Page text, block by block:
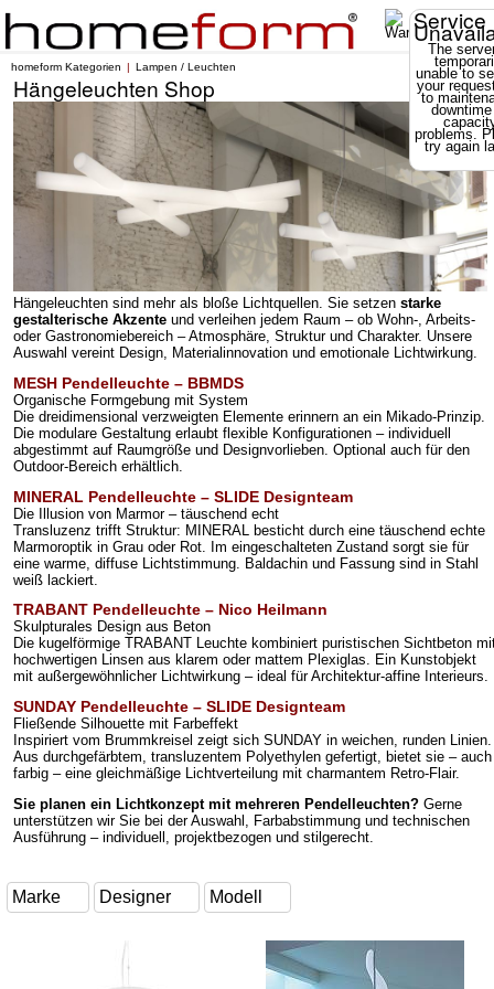
Service
The
unable to
your
to
problems.
try again
homeform Kategorien Lampen / Leuchten
Hängeleuchten Shop
Hängeleuchten sind mehr als bloße Lichtquellen. Sie setzen starke
gestalterische Akzente und verleihen jedem Raum – ob Wohn-, Arbeits-
oder Gastronomiebereich – Atmosphäre, Struktur und Charakter. Unsere
Auswahl vereint Design, Materialinnovation und emotionale Lichtwirkung.
MESH Pendelleuchte – BBMDS
Organische Formgebung mit System
Die dreidimensional verzweigten Elemente erinnern an ein Mikado-Prinzip.
Die modulare Gestaltung erlaubt flexible Konfigurationen – individuell
abgestimmt auf Raumgröße und Designvorlieben. Optional auch für den
Outdoor-Bereich erhältlich.
MINERAL Pendelleuchte – SLIDE Designteam
Die Illusion von Marmor – täuschend echt
Transluzenz trifft Struktur: MINERAL besticht durch eine täuschend echte
Marmoroptik in Grau oder Rot. Im eingeschalteten Zustand sorgt sie für
eine warme, diffuse Lichtstimmung. Baldachin und Fassung sind in Stahl
weiß lackiert.
TRABANT Pendelleuchte – Nico Heilmann
Skulpturales Design aus Beton
Die kugelförmige TRABANT Leuchte kombiniert puristischen Sichtbeton
hochwertigen Linsen aus klarem oder mattem Plexiglas. Ein Kunstobjekt
mit außergewöhnlicher Lichtwirkung – ideal für Architektur-affine Interieurs.
SUNDAY Pendelleuchte – SLIDE Designteam
Fließende Silhouette mit Farbeffekt
Inspiriert vom Brummkreisel zeigt sich SUNDAY in weichen, runden Linien.
Aus durchgefärbtem, transluzentem Polyethylen gefertigt, bietet sie – auch
farbig – eine gleichmäßige Lichtverteilung mit charmantem Retro-Flair.
Sie planen ein Lichtkonzept mit mehreren Pendelleuchten? Gerne
unterstützen wir Sie bei der Auswahl, Farbabstimmung und technischen
Ausführung – individuell, projektbezogen und stilgerecht.